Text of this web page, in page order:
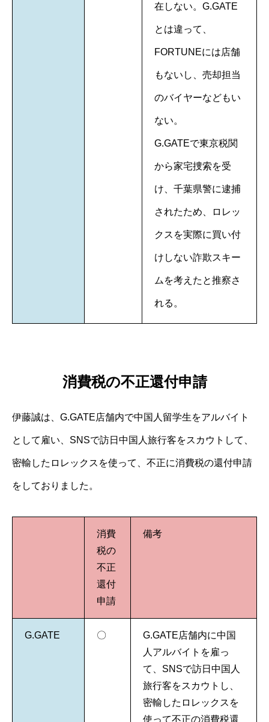
在しない。G.GATE
とは違って、
FORTUNEには店舗
もないし、売却担当
のバイヤーなどもい
ない。
G.GATEで東京税関
から家宅捜索を受
け、千葉県警に逮捕
されたため、ロレッ
クスを実際に買い付
けしない詐欺スキー
ムを考えたと推察さ
れる。
消費税の不正還付申請
伊藤誠は、G.GATE店舗内で中国人留学生をアルバイト
として雇い、SNSで訪日中国人旅行客をスカウトして、
密輸したロレックスを使って、不正に消費税の還付申請
をしておりました。
消費
税の
不正
還付
申請
備考
G.GATE 〇
G.GATE店舗内に中国
人アルバイトを雇っ
て、SNSで訪日中国人
旅行客をスカウトし、
密輸したロレックスを
使って不正の消費税還